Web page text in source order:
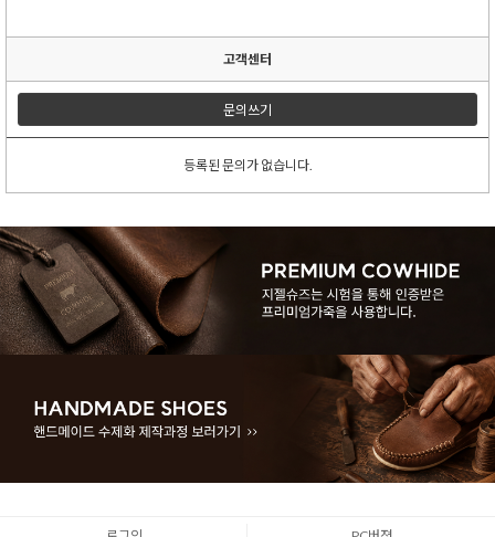
고객센터
문의쓰기
등록된 문의가 없습니다.